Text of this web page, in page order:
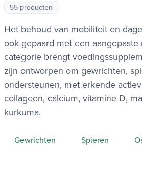
55 producten
Het behoud van mobiliteit en
ook gepaard met een
categorie brengt
zijn ontworpen om gewrichten,
ondersteunen, met erkende
collageen, calcium, vitamine D,
kurkuma.
Gewrichten Spieren